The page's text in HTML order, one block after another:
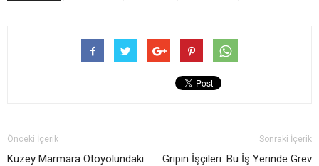
Önceki İçerik
Kuzey Marmara Otoyolundaki
Sonraki İçerik
Gripin İşçileri: Bu İş Yerinde Grev